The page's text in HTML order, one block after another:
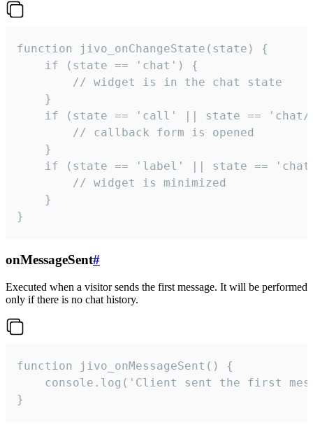
function jivo_onChangeState(state) {
    if (state == 'chat') {
        // widget is in the chat state
    }
if (state == 'call' || state ==
        // callback form is opened
    }
if (state == 'label' || state ==
        // widget is minimized
    }
}
onMessageSent#
Executed when a visitor sends the first message. It will be performed
only if there is no chat history.
function jivo_onMessageSent() {
console.log('Client sent the first
}